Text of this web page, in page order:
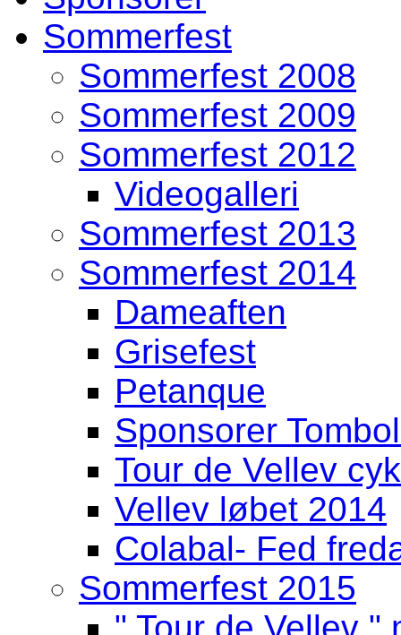
Sommerfest
Sommerfest 2008
Sommerfest 2009
Sommerfest 2012
Videogalleri
Sommerfest 2013
Sommerfest 2014
Dameaften
Grisefest
Petanque
Sponsorer
Tour de Vellev
Vellev løbet 2014
Colabal- Fed
Sommerfest 2015